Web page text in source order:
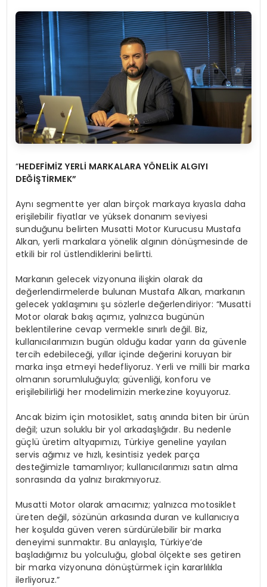
“HEDEFİMİZ YERLİ MARKALARA YÖNELİK ALGIYI
DEĞİŞTİRMEK”
Aynı segmentte yer alan birçok markaya kıyasla daha
erişilebilir fiyatlar ve yüksek donanım seviyesi
sunduğunu belirten Musatti Motor Kurucusu Mustafa
Alkan, yerli markalara yönelik algının dönüşmesinde de
etkili bir rol üstlendiklerini belirtti.
Markanın gelecek vizyonuna ilişkin olarak da
değerlendirmelerde bulunan Mustafa Alkan, markanın
gelecek yaklaşımını şu sözlerle değerlendiriyor: “Musatti
Motor olarak bakış açımız, yalnızca bugünün
beklentilerine cevap vermekle sınırlı değil. Biz,
kullanıcılarımızın bugün olduğu kadar yarın da güvenle
tercih edebileceği, yıllar içinde değerini koruyan bir
marka inşa etmeyi hedefliyoruz. Yerli ve milli bir marka
olmanın sorumluluğuyla; güvenliği, konforu ve
erişilebilirliği her modelimizin merkezine koyuyoruz.
Ancak bizim için motosiklet, satış anında biten bir ürün
değil; uzun soluklu bir yol arkadaşlığıdır. Bu nedenle
güçlü üretim altyapımızı, Türkiye geneline yayılan
servis ağımız ve hızlı, kesintisiz yedek parça
desteğimizle tamamlıyor; kullanıcılarımızı satın alma
sonrasında da yalnız bırakmıyoruz.
Musatti Motor olarak amacımız; yalnızca motosiklet
üreten değil, sözünün arkasında duran ve kullanıcıya
her koşulda güven veren sürdürülebilir bir marka
deneyimi sunmaktır. Bu anlayışla, Türkiye’de
başladığımız bu yolculuğu, global ölçekte ses getiren
bir marka vizyonuna dönüştürmek için kararlılıkla
ilerliyoruz.”